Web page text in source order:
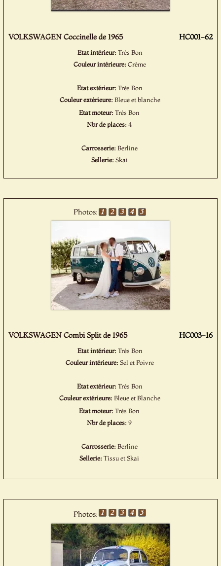
VOLKSWAGEN Coccinelle de 1965 HC001-62
Etat intérieur: Très Bon
Couleur intérieure:Crème
Etat extérieur:Très Bon
Couleur extérieure: Bleue et blanche
Etat moteur:Très Bon
Nbr de places: 4
Carrosserie: Berline
Sellerie: Skai
Photos:
VOLKSWAGEN Combi Split de 1965 HC003-16
Etat intérieur: Très Bon
Couleur intérieure:Sel et Poivre
Etat extérieur:Très Bon
Couleur extérieure:Bleue et Blanche
Etat moteur:Très Bon
Nbr de places:9
Carrosserie: Berline
Sellerie:Tissu et Skai
Photos: